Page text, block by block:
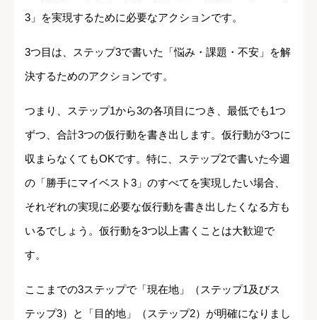
3」を実現するために必要なアクションです。
3つ目は、ステップ3で書いた「悩み・課題・不安」を解
決するためのアクションです。
つまり、ステップ1から3の各項目につき、最低でも1つ
ずつ、合計3つの仮行動を書き出します。仮行動が3つに
収まらなくてもOKです。特に、ステップ2で書いた今週
の「勝手にマイベスト3」のすべてを実現したい場合、
それぞれの実現に必要な仮行動を書き出したくなる方も
いるでしょう。仮行動を3つ以上書くことは大歓迎で
す。
ここまでの3ステップで「現在地」（ステップ1及びス
テップ3）と「目的地」（ステップ2）が明確になりまし